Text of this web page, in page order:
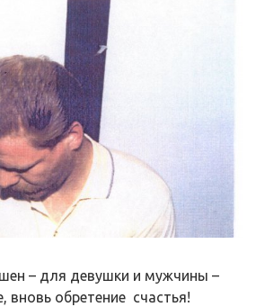
– для девушки и мужчины –
вновь обретение счастья!